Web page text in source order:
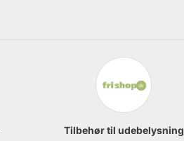
Tilbehør til udebelysning